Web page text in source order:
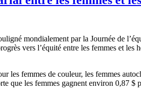
mondialement par la Journée de
vers l’équité entre les femmes et
les femmes de couleur, les femmes
que les femmes gagnent environ 0,87